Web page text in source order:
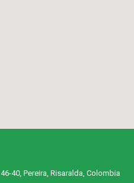
40, Pereira, Risaralda, Colombia